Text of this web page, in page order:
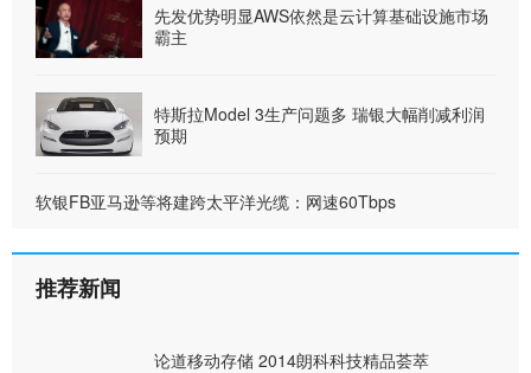
先发优势明显AWS依然是云计算基础设施市场
霸主
特斯拉Model 3生产问题多 瑞银大幅削减利润
预期
软银FB亚马逊等将建跨太平洋光缆：网速60Tbps
推荐新闻
论道移动存储 2014朗科科技精品荟萃